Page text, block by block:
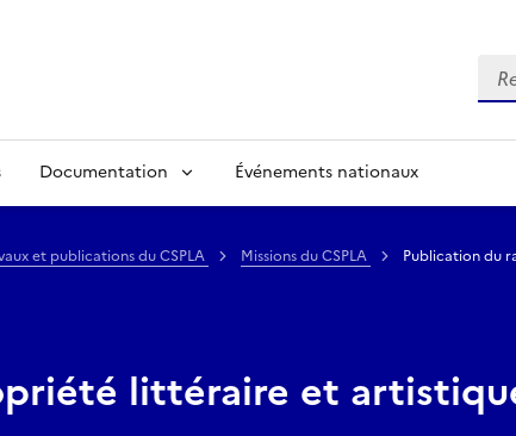
Documentation Événements nationaux
et publications du CSPLA Missions du CSPLA Publication du
littéraire et